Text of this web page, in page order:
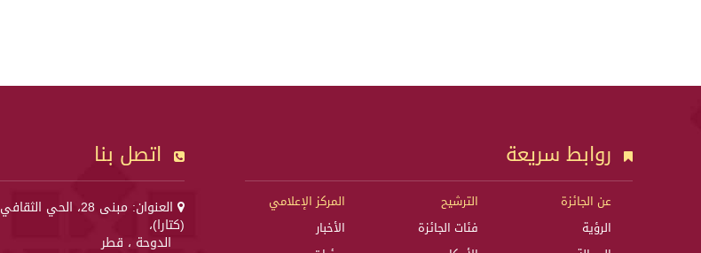
روابط سريعة
عن الجائزة
الرؤية
الترشيح
فئات الجائزة
المركز الإعلامي
الأخبار
اتصل بنا
العنوان: مبنى 28، الحي الثقافي
(كتارا)،
الدوحة ، قطر